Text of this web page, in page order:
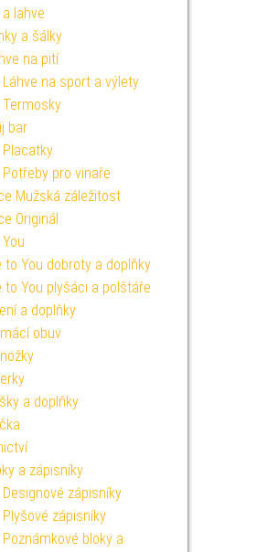
lahve
a šálky
na pití
Láhve na sport a výlety
Termosky
bar
Placatky
Potřeby pro vinaře
Mužská záležitost
Originál
to You dobroty a doplňky
to You plyšáci a polštáře
a doplňky
obuv
a doplňky
a zápisníky
Designové zápisníky
Plyšové zápisníky
Poznámkové bloky a